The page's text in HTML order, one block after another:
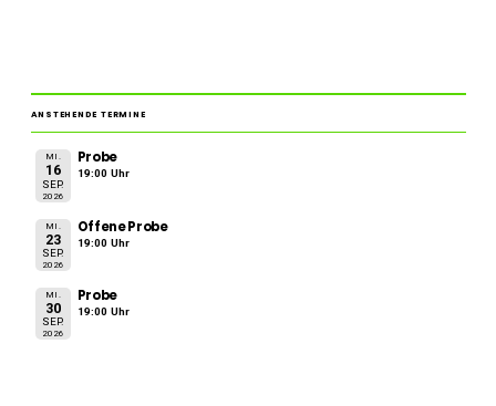
ANSTEHENDE TERMINE
MI.
16
SEP.
2026
Probe
19:00 Uhr
MI.
23
SEP.
2026
Offene Probe
19:00 Uhr
MI.
30
SEP.
2026
Probe
19:00 Uhr